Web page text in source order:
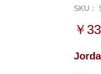
SKU：
￥